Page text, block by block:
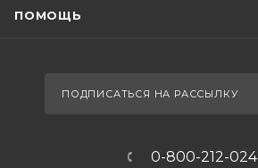
ПОМОЩЬ
ПОДПИСАТЬСЯ НА РАССЫЛКУ
0-800-212-024